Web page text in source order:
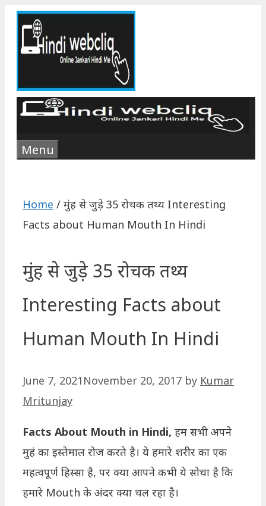
Skip
content
Menu
Home / मुंह से जुड़े 35 रोचक तथ्य Interesting
Facts about Human Mouth In Hindi
मुंह से जुड़े 35 रोचक तथ्य
Interesting Facts about
Human Mouth In Hindi
June 7, 2021 November 20, 2017 by Kumar
Mritunjay
Facts About Mouth in Hindi, हम सभी अपने
मुहं का इस्तेमाल रोज करते है। ये हमारे शरीर का एक
महत्वपूर्ण हिस्सा है, पर क्या आपने कभी ये सोचा है कि
हमारे Mouth के अंदर क्या चल रहा है।